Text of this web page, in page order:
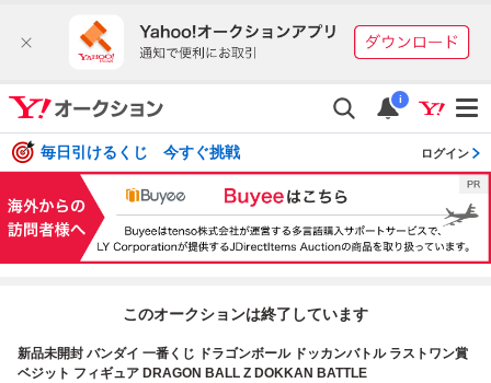
i
毎日引けるくじ 今すぐ挑戦 ログイン
このオークションは終了しています
新品未開封 バンダイ 一番くじ ドラゴンボール ドッカンバトル ラストワン賞
ベジット フィギュア DRAGON BALL Z DOKKAN BATTLE